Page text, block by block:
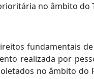
no âmbito do
fundamentais
realizada por
no âmbito do